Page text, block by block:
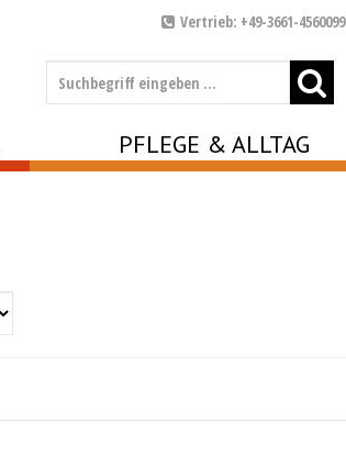
Vertrieb: +49-3661-4560099
PFLEGE & ALLTAG